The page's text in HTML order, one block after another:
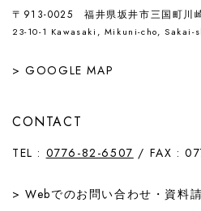
〒913-0025 福井県坂井市三国町川
23-10-1 Kawasaki, Mikuni-cho, Sakai-
> GOOGLE MAP
CONTACT
TEL : 0776-82-6507 / FAX :
> Webでのお問い合わせ ・ 資料